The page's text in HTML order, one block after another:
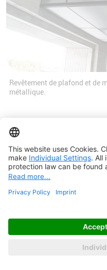
Revêtement de plafond et de
métallique.